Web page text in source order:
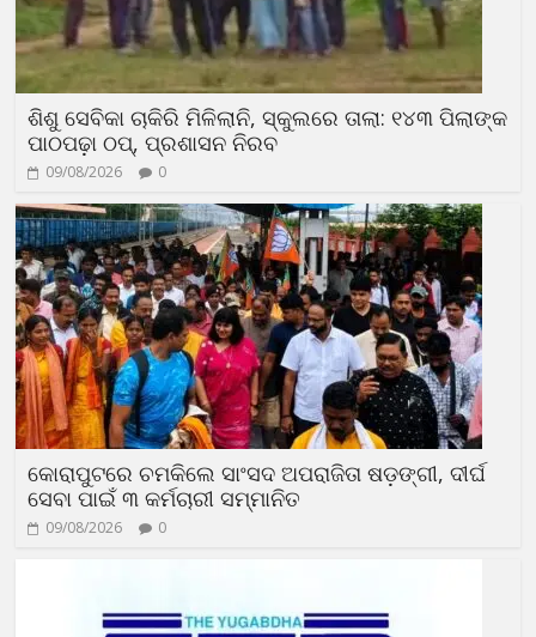
ଶିଶୁ ସେବିକା ଚାକିରି ମିଳିଲାନି, ସ୍କୁଲରେ ତାଲା: ୧୪୩ ପିଲାଙ୍କ
ପାଠପଢ଼ା ଠପ୍, ପ୍ରଶାସନ ନିରବ
09/08/2026 0
କୋରାପୁଟରେ ଚମକିଲେ ସାଂସଦ ଅପରାଜିତା ଷଡ଼ଙ୍ଗୀ, ଦୀର୍ଘ
ସେବା ପାଇଁ ୩ କର୍ମଚାରୀ ସମ୍ମାନିତ
09/08/2026 0